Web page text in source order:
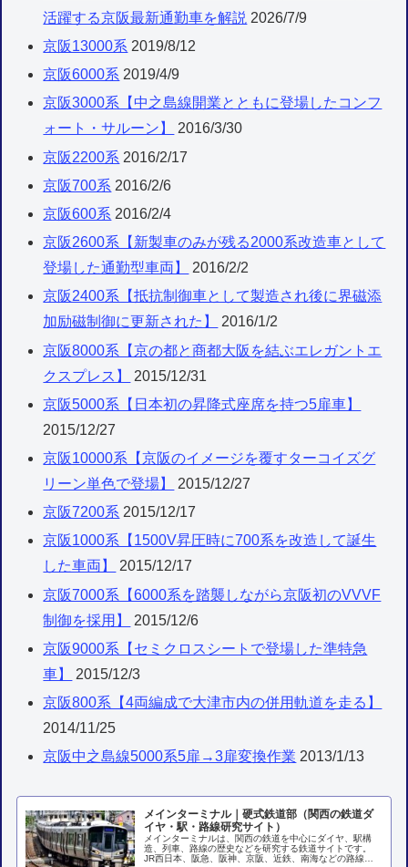
活躍する京阪最新通勤車を解説 2026/7/9
京阪13000系 2019/8/12
京阪6000系 2019/4/9
京阪3000系【中之島線開業とともに登場したコンフ
ォート・サルーン】
2016/3/30
京阪2200系 2016/2/17
京阪700系 2016/2/6
京阪600系 2016/2/4
京阪2600系【新製車のみが残る2000系改造車として
登場した通勤型車両】
2016/2/2
京阪2400系【抵抗制御車として製造され後に界磁添
加励磁制御に更新された】
2016/1/2
京阪8000系【京の都と商都大阪を結ぶエレガントエ
クスプレス】
2015/12/31
京阪5000系【日本初の昇降式座席を持つ5扉車】
2015/12/27
京阪10000系【京阪のイメージを覆すターコイズグ
リーン単色で登場】
2015/12/27
京阪7200系 2015/12/17
京阪1000系【1500V昇圧時に700系を改造して誕生
した車両】
2015/12/17
京阪7000系【6000系を踏襲しながら京阪初のVVVF
制御を採用】
2015/12/6
京阪9000系【セミクロスシートで登場した準特急
車】
2015/12/3
京阪800系【4両編成で大津市内の併用軌道を走る】
2014/11/25
京阪中之島線5000系5扉→3扉変換作業 2013/1/13
メインターミナル｜硬式鉄道部（関西の鉄道ダ
イヤ・駅・路線研究サイト）
メインターミナルは、関西の鉄道を中心にダイヤ、駅構
造、列車、路線の歴史などを研究する鉄道サイトです。
JR西日本、阪急、阪神、京阪、近鉄、南海などの路線ガ